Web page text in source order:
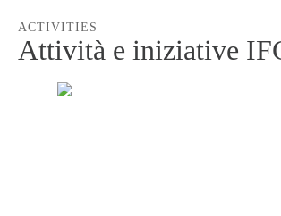
ACTIVITIES
Attività e iniziative